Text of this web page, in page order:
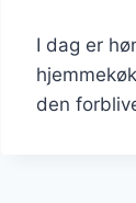
I dag er
den